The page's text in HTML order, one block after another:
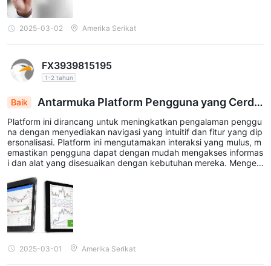
2025-03-02 Amerika Serikat
FX3939815195
1-2 tahun
Baik
Antarmuka Platform Pengguna yang Cerda
s dan Mengundang
Platform ini dirancang untuk meningkatkan pengalaman penggu
na dengan menyediakan navigasi yang intuitif dan fitur yang dip
ersonalisasi. Platform ini mengutamakan interaksi yang mulus, m
emastikan pengguna dapat dengan mudah mengakses informas
i dan alat yang disesuaikan dengan kebutuhan mereka. Menges
2025-03-01 Amerika Serikat